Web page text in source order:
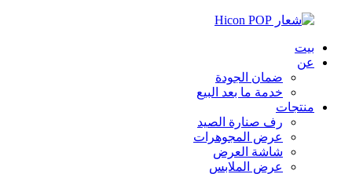
بيت
عن
ضمان الجودة
خدمة ما بعد البيع
منتجات
رف صنارة الصيد
عرض المجوهرات
شاشة العرض
عرض الملابس